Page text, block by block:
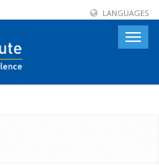
LANGUAGES
Toggle